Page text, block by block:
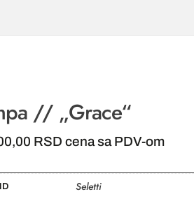
// „Grace“
RSD cena sa PDV-om
Seletti